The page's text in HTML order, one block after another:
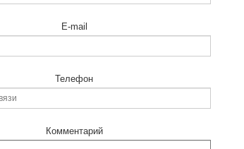
E-mail
Телефон
Комментарий